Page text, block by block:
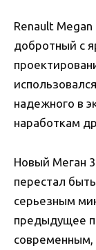
Renault
добротный с
надежного в
наработкам
Новый Меган
перестал
серьезным
предыдущее